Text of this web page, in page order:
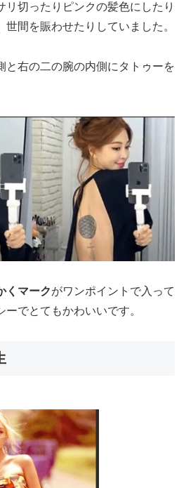
リ切ったりピンクの髪色にしたり
間を賑わせたりしていました。
と右の二の腕の内側にタトゥーを
くマークがワンポイントで入って
でとてもかわいいです。